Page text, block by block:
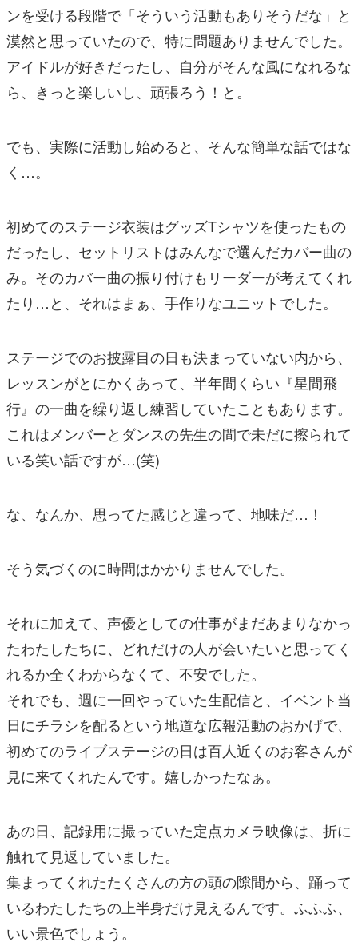
ンを受ける段階で「そういう活動もありそうだな」と
漠然と思っていたので、特に問題ありませんでした。
アイドルが好きだったし、自分がそんな風になれるな
ら、きっと楽しいし、頑張ろう！と。
でも、実際に活動し始めると、そんな簡単な話ではな
く…。
初めてのステージ衣装はグッズTシャツを使ったもの
だったし、セットリストはみんなで選んだカバー曲の
み。そのカバー曲の振り付けもリーダーが考えてくれ
たり…と、それはまぁ、手作りなユニットでした。
ステージでのお披露目の日も決まっていない内から、
レッスンがとにかくあって、半年間くらい『星間飛
行』の一曲を繰り返し練習していたこともあります。
これはメンバーとダンスの先生の間で未だに擦られて
いる笑い話ですが…(笑)
な、なんか、思ってた感じと違って、地味だ…！
そう気づくのに時間はかかりませんでした。
それに加えて、声優としての仕事がまだあまりなかっ
たわたしたちに、どれだけの人が会いたいと思ってく
れるか全くわからなくて、不安でした。
それでも、週に一回やっていた生配信と、イベント当
日にチラシを配るという地道な広報活動のおかげで、
初めてのライブステージの日は百人近くのお客さんが
見に来てくれたんです。嬉しかったなぁ。
あの日、記録用に撮っていた定点カメラ映像は、折に
触れて見返していました。
集まってくれたたくさんの方の頭の隙間から、踊って
いるわたしたちの上半身だけ見えるんです。ふふふ、
いい景色でしょう。